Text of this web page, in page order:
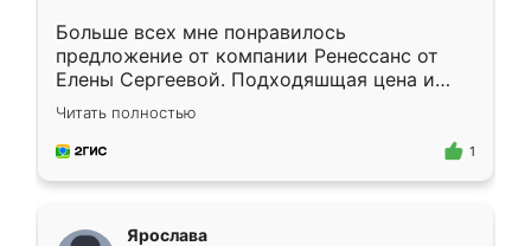
Больше всех мне понравилось
предложение от компании Ренессанс от
Елены Сергеевой. Подходяшщая цена и
короткие сроки изготовления. Приехавший
для замера сотрудник Владислав
предложил по моему эскизу самый
Читать полностью
1
Ярослава